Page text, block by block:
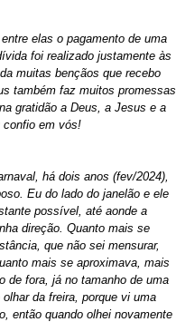
elas o pagamento de uma
foi realizado justamente às
muitas bençãos que recebo
também faz muitos promessas
gratidão a Deus, a Jesus e a
confio em vós!
há dois anos (fev/2024),
Eu do lado do janelão e ele
possível, até aonde a
direção. Quanto mais se
que não sei mensurar,
mais se aproximava, mais
de fora, já no tamanho de uma
da freira, porque vi uma
então quando olhei novamente